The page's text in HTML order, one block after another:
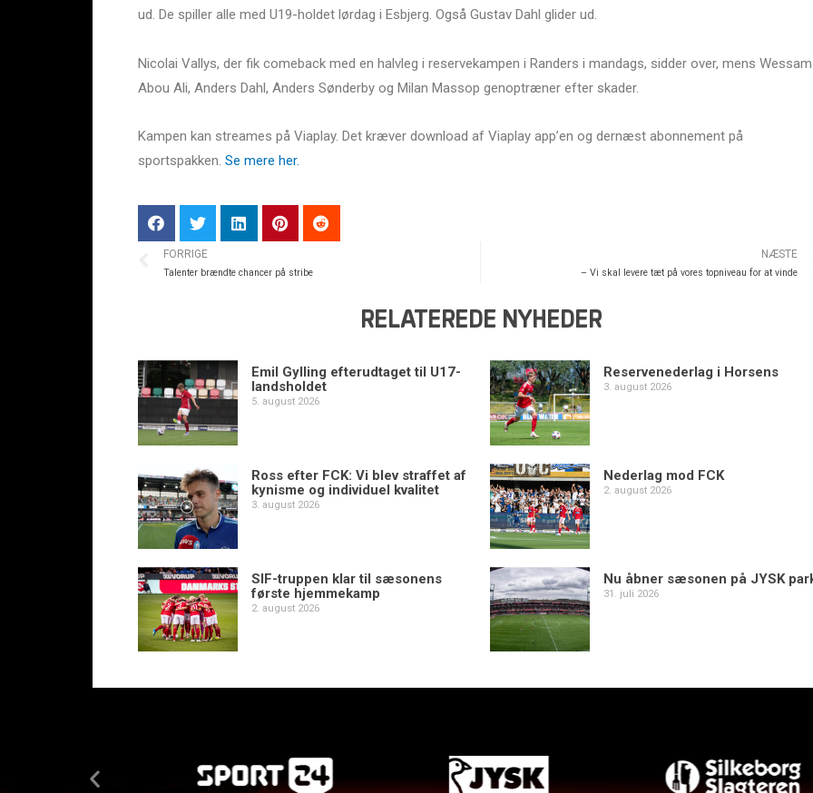
ud. De spiller alle med U19-holdet lørdag i Esbjerg. Også Gustav Dahl glider ud.
Nicolai Vallys, der fik comeback med en halvleg i reservekampen i Randers i mandags, sidder over, mens Wessam
Abou Ali, Anders Dahl, Anders Sønderby og Milan Massop genoptræner efter skader.
Kampen kan streames på Viaplay. Det kræver download af Viaplay app’en og dernæst abonnement på
sportspakken. Se mere her.
FORRIGE
Talenter brændte chancer på stribe
NÆSTE
– Vi skal levere tæt på vores topniveau for at vinde
RELATEREDE NYHEDER
Emil Gylling efterudtaget til U17-
landsholdet
5. august 2026
Reservenederlag i Horsens
3. august 2026
Ross efter FCK: Vi blev straffet af
kynisme og individuel kvalitet
3. august 2026
Nederlag mod FCK
2. august 2026
SIF-truppen klar til sæsonens
første hjemmekamp
2. august 2026
Nu åbner sæsonen på JYSK
31. juli 2026